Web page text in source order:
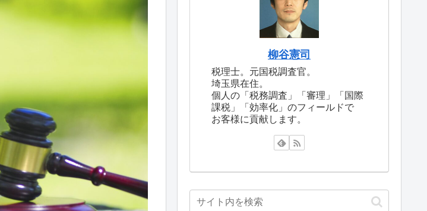
柳谷憲司
税理士。元国税調査官。
埼玉県在住。
個人の「税務調査」「審理」「国際
課税」「効率化」のフィールドで
お客様に貢献します。